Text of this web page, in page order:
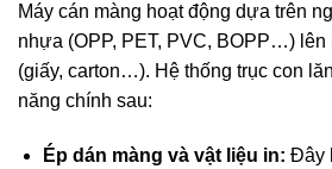
Máy cán màng hoạt động dựa trên
nhựa (OPP, PET, PVC, BOPP…) lên
(giấy, carton…). Hệ thống trục con
năng chính sau:
Ép dán màng và vật liệu in: Đây